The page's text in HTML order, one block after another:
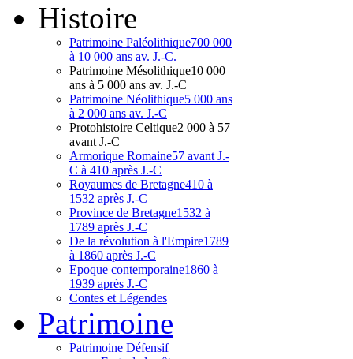
Histoire
Patrimoine Paléolithique700 000
à 10 000 ans av. J.-C.
Patrimoine Mésolithique10 000
ans à 5 000 ans av. J.-C
Patrimoine Néolithique5 000 ans
à 2 000 ans av. J.-C
Protohistoire Celtique2 000 à 57
avant J.-C
Armorique Romaine57 avant J.-
C à 410 après J.-C
Royaumes de Bretagne410 à
1532 après J.-C
Province de Bretagne1532 à
1789 après J.-C
De la révolution à l'Empire1789
à 1860 après J.-C
Epoque contemporaine1860 à
1939 après J.-C
Contes et Légendes
Patrimoine
Patrimoine Défensif